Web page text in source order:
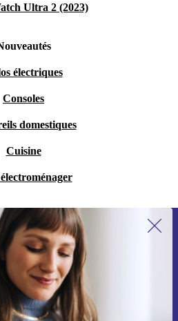
Ultra 2 (2023)
électriques
Consoles
domestiques
Cuisine
offres et infos de refurbed
plus aucune offre.